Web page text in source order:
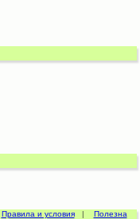
Правила и условия| Полезна